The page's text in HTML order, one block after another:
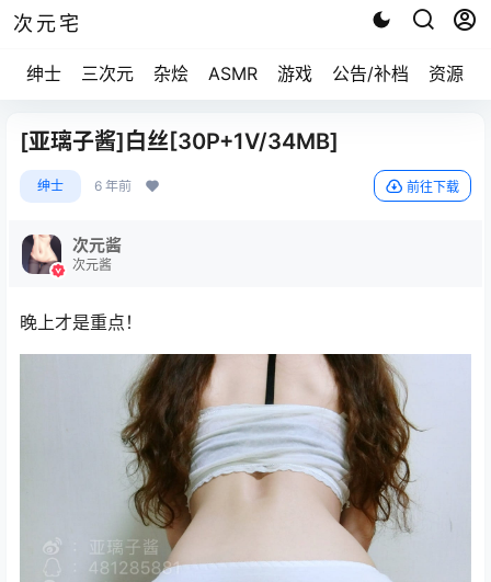
次元宅
绅士 三次元 杂烩 ASMR 游戏 公告/补档 资源求
[亚璃子酱]白丝[30P+1V/34MB]
绅士 6 年前 前往下载
次元酱
次元酱
晚上才是重点！